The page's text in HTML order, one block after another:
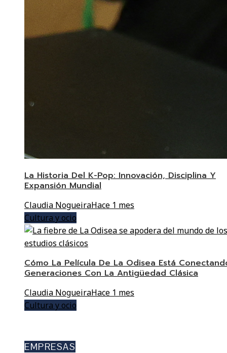
La Historia Del K-Pop: Innovación, Disciplina Y
Expansión Mundial
Claudia NogueiraHace 1 mes
Cultura y ocio
Cómo La Película De La Odisea Está
Generaciones Con La Antigüedad Clásica
Claudia NogueiraHace 1 mes
Cultura y ocio
EMPRESAS